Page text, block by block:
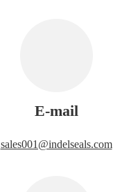
E-mail
sales001@indelseals.com